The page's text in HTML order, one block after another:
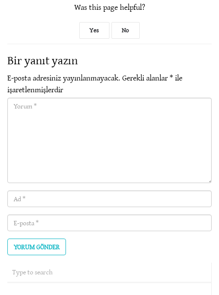
Was this page helpful?
Yes No
Bir yanıt yazın
E-posta adresiniz yayınlanmayacak. Gerekli alanlar*ile
işaretlenmişlerdir
Yorum(required)
Ad
(required)
E-
posta
(required)